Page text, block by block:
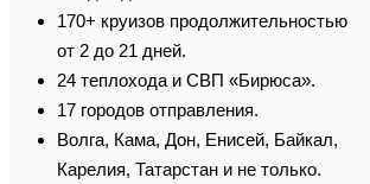
170+ круизов продолжительностью
от 2 до 21 дней.
24 теплохода и СВП «Бирюса».
17 городов отправления.
Волга, Кама, Дон, Енисей, Байкал,
Карелия, Татарстан и не только.